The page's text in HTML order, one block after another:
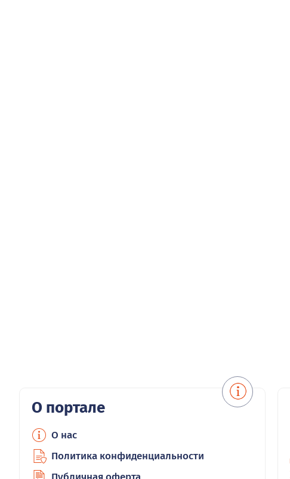
О портале
О нас
Политика конфиденциальности